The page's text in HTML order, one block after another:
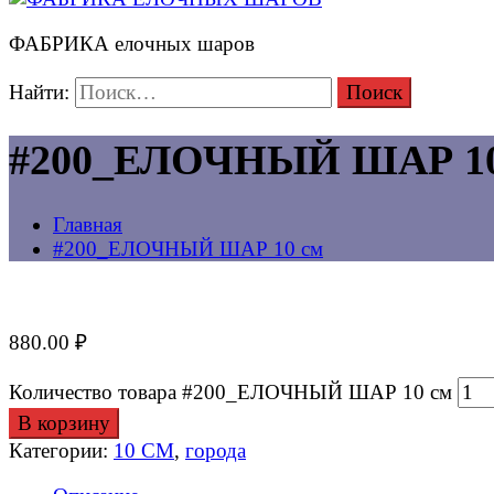
ФАБРИКА елочных шаров
Найти:
#200_ЕЛОЧНЫЙ ШАР
Главная
#200_ЕЛОЧНЫЙ ШАР 10 см
880.00 ₽
Количество товара #200_ЕЛОЧНЫЙ ШАР 10 см
В корзину
Категории: 10 СМ, города